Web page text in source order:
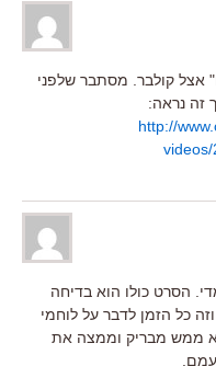
אצל קולבר. מסתבר שלפני
זה נראה:
http://
הסרט כולו הוא בדיחה
על עצמה במשך 90 דקות וזה כל הזמן לדבר על לוחמי
לא ממש מבריק וממצה את